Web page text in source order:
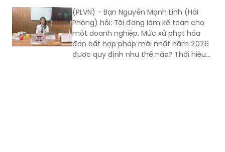
chữ “T” là đất trồng trọt? Vậy, chữ T này
phải hiểu là loại đất gì?
Thời hiệu xử phạt hóa đơn bất hợp pháp là
bao lâu?
(PLVN) - Bạn Nguyễn Mạnh Linh (Hải
Phòng) hỏi: Tôi đang làm kế toán cho